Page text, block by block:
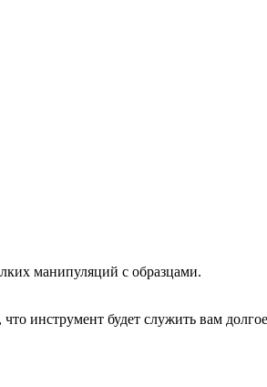
манипуляций с образцами.
инструмент будет служить вам